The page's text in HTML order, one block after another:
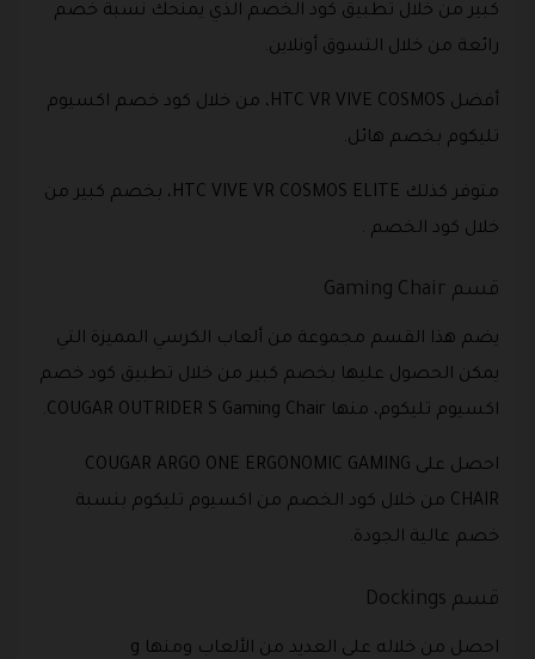
كبير من خلال تطبيق كود الخصم الذي يمنحك نسبة خصم
رائعة من خلال التسوق أونلاين.
أفضل HTC VR VIVE COSMOS، من خلال كود خصم اكسيوم
تليكوم بخصم هائل.
متوفر كذلك HTC VIVE VR COSMOS ELITE، بخصم كبير من
خلال كود الخصم .
قسم Gaming Chair
يضم هذا القسم مجموعة من ألعاب الكرسي المميزة التي
يمكن الحصول عليها بخصم كبير من خلال تطبيق كود خصم
اكسيوم تليكوم، منها COUGAR OUTRIDER S Gaming Chair.
احصل على COUGAR ARGO ONE ERGONOMIC GAMING
CHAIR من خلال كود الخصم من اكسيوم تليكوم بنسبة
خصم عالية الجودة.
قسم Dockings
احصل من خلاله على العديد من الألعاب ومنها g